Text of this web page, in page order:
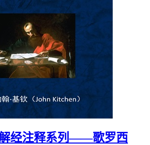
解经注释系列——歌罗西